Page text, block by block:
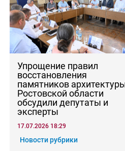
Упрощение правил
восстановления
памятников
Ростовской области
обсудили депутаты и
эксперты
17.07.2026 18:29
Новости рубрики